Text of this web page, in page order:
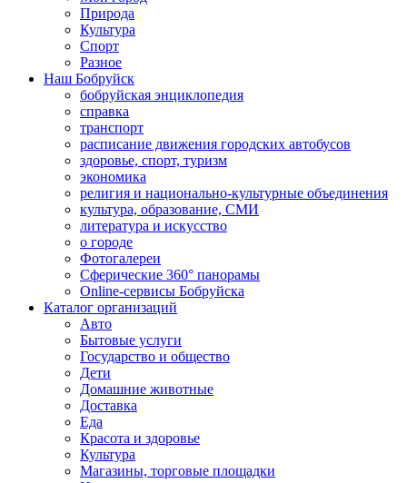
Природа
Культура
Спорт
Разное
Наш Бобруйск
бобруйская энциклопедия
справка
транспорт
расписание движения городских автобусов
здоровье, спорт, туризм
экономика
религия и национально-культурные объединения
культура, образование, СМИ
литература и искусство
о городе
Фотогалереи
Сферические 360° панорамы
Online-сервисы Бобруйска
Каталог организаций
Авто
Бытовые услуги
Государство и общество
Дети
Домашние животные
Доставка
Еда
Красота и здоровье
Культура
Магазины, торговые площадки